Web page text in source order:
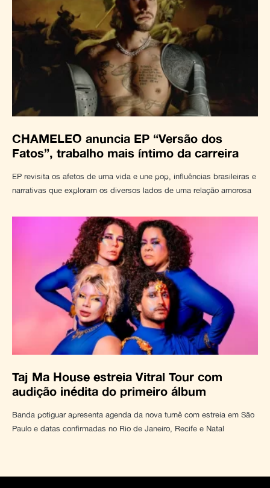
CHAMELEO anuncia EP “Versão dos
Fatos”, trabalho mais íntimo da carreira
EP revisita os afetos de uma vida e une pop, influências brasileiras e
narrativas que exploram os diversos lados de uma relação amorosa
Taj Ma House estreia Vitral Tour com
audição inédita do primeiro álbum
Banda potiguar apresenta agenda da nova turnê com estreia em São
Paulo e datas confirmadas no Rio de Janeiro, Recife e Natal